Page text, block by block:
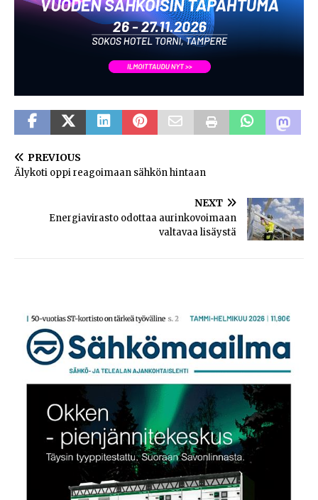
PREVIOUS
Älykoti oppi reagoimaan sähkön hintaan
NEXT
Energiavirasto odottaa aurinkovoimaan
valtavaa lisäystä